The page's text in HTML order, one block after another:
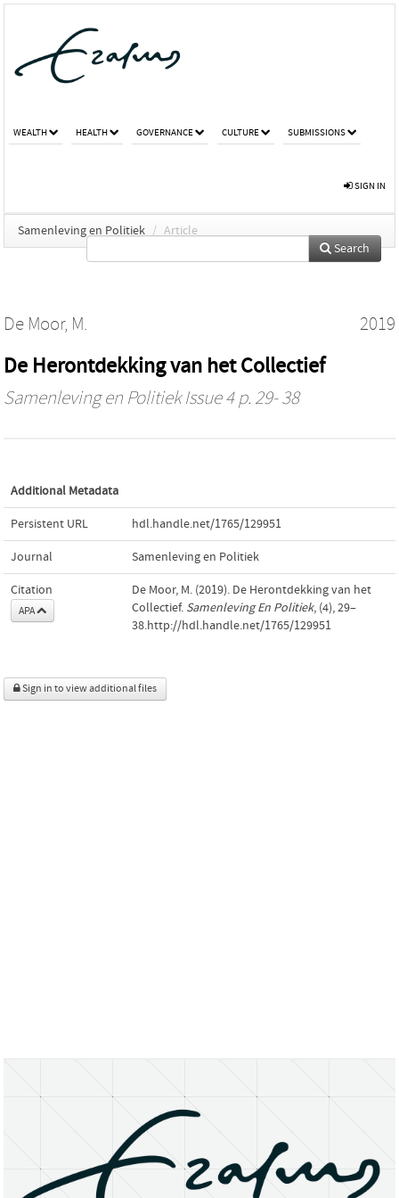
WEALTH HEALTH GOVERNANCE CULTURE SUBMISSIONS
SIGN IN
Samenleving en Politiek / Article
Search
De Moor, M. 2019
De Herontdekking van het Collectief
Samenleving en PolitiekIssue 4 p. 29- 38
Additional Metadata
Persistent URL hdl.handle.net/1765/129951
Journal Samenleving en Politiek
Citation
APA
De Moor, M. (2019). De Herontdekking van het
Collectief. Samenleving En Politiek, (4), 29–
38.http://hdl.handle.net/1765/129951
Sign in to view additional files